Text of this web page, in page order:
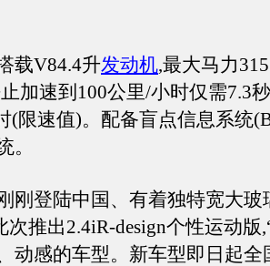
V84.4升发动机,最大马力
加速到100公里/小时仅需7.3
(限速值)。配备盲点信息系统
。
登陆中国、有着独特宽大玻
次推出2.4iR-design个性运动版
动感的车型。新车型即日起全